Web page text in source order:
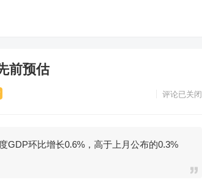
前预估
评论已关闭
环比增长0.6%，高于上月公布的0.3%